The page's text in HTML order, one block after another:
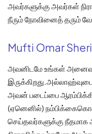
அவர்களுக்கு அவர்கள்
நீரும் நோவினைத் தரும்
Mufti Omar
அவனிடமே உங்கள்
அவன் படைப்பை
(ஏனெனில்)
செய்தவர்களுக்கு நீதமாக